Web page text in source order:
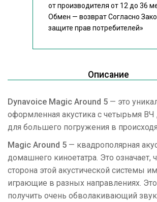
от производителя от 12 до 36
Обмен — возврат Согласно
защите прав потребителей»
Описание
Dynavoice Magic Around 5 — это
оформленная акустика с четырьмя
для большего погружения в
Magic Around 5 — квадрополярная
домашнего киноетатра. Это означает,
сторона этой акустической системы
играющие в разных направлениях.
получить очень обволакивающий